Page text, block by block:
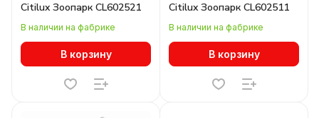
Citilux Зоопарк CL602521
В наличии на фабрике
В корзину
Citilux Зоопарк CL602511
В наличии на фабрике
В корзину